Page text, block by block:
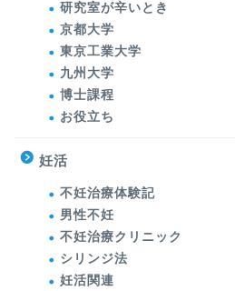
研究室が辛いとき
京都大学
東京工業大学
九州大学
博士課程
お役立ち
妊活
不妊治療体験記
男性不妊
不妊治療クリニック
シリンジ法
妊活関連